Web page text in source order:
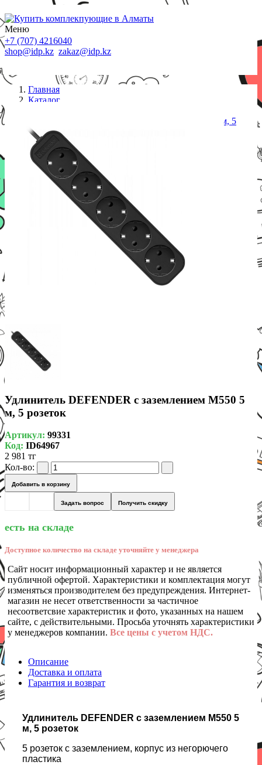
Меню
+7 (707) 4216040
shop@idp.kz zakaz@idp.kz
Главная
Каталог
Удлинитель DEFENDER с заземлением M550 5 м, 5
розеток
Удлинитель DEFENDER с заземлением M550 5
м, 5 розеток
Артикул: 99331
Код: ID64967
2 981 тг
Кол-во:
Добавить в корзину
Задать вопрос Получить скидку
есть на складе
Доступное количество на складе уточняйте у менеджера
Сайт носит информационный характер и не является
публичной офертой. Характеристики и комплектация могут
изменяться производителем без предупреждения. Интернет-
магазин не несет ответственности за частичное
несоответсвие характеристик и фото, указанных на нашем
сайте, с действительными. Просьба уточнять характеристики
у менеджеров компании. Все цены с учетом НДС.
Описание
Доставка и оплата
Гарантия и возврат
Удлинитель DEFENDER с заземлением M550 5
м, 5 розеток
5 розеток с заземлением, корпус из негорючего
пластика